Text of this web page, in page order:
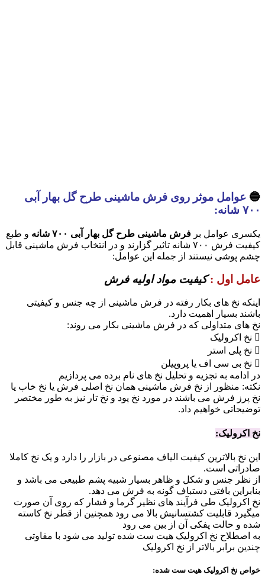
🔵 عوامل موثر روی فرش ماشینی طرح گل بهار آبی
۷۰۰ شانه:
یکسری عوامل بر فرش ماشینی طرح گل بهار آبی ۷۰۰ شانه
و طبع
کیفیت فرش ۷۰۰ شانه تاثیر گزارند و در انتخاب فرش ماشینی قابل
چشم پوشی نیستند از جمله این عوامل:
عامل اول : کیفیت مواد اولیه فرش
اینکه نخ های بکار رفته در فرش ماشینی از چه جنس و کیفیتی
باشند بسیار اهمیت دارد.
نخ های متداولی که در فرش ماشینی بکار می روند:
 نخ اکرولیک
 نخ پلی استر
 نخ بی سی اف یا پروپیلن
در ادامه به تجزیه و تحلیل نخ های نام برده می پردازیم
نکته: منظور از نخ فرش ماشینی همان نخ اصلی فرش یا نخ خاب یا
نخ پرز فرش می باشند در مورد نخ پود و نخ تار نیز به طور مختصر
توضیحاتی خواهیم داد.
نخ اکرولیک:
این نخ بالاترین کیفیت الیاف مصنوعی در بازار را دارد و یک نخ کاملا
صادراتی است.
از نظر جنس و شکل و ظاهر بسیار شبیه پشم طبیعی می باشد و
بنابراین بافتی دستباف گونه به فرش می دهد.
نخ اکرولیک طی فرآیند های نظیر گرما و فشار که روی آن صورت
میگیرد قابلیت کشتسانیش بالا می رود همچنین از قطر نخ کاسته
شده و حالت پفکی آن از بین می رود
به اصطلاح نخ اکرولیک هیت ست شده تولید می شود با مقاوتی
چندین برابر بالاتر از نخ اکرولیک
خواص نخ اکرولیک هیت ست شده: